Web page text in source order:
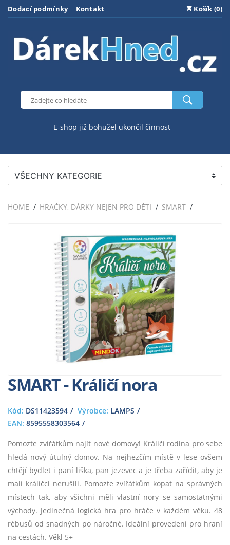
Dodací podmínky Kontakt Košík (0)
E-shop již bohužel ukončil činnost
VŠECHNY KATEGORIE
HOME HRAČKY, DÁRKY NEJEN PRO DĚTI SMART
SMART - Králičí nora
Kód: DS11423594 Výrobce: LAMPS
EAN: 8595558303564
Pomozte zvířátkům najít nové domovy! Králičí rodina pro sebe
hledá nový útulný domov. Na nejhezčím místě v lese ovšem
chtějí bydlet i paní liška, pan jezevec a je třeba zařídit, aby je
malí králíčci nerušili. Pomozte zvířátkům kopat na správných
místech tak, aby všichni měli vlastní nory se samostatnými
východy. Jedinečná logická hra pro hráče v každém věku. 48
rébusů od snadných po náročné. Ideální provedení pro hraní
na cestách. Věkl 5+